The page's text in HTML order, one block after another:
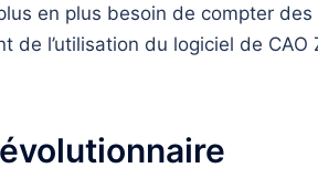
en plus besoin de compter
l’utilisation du logiciel de